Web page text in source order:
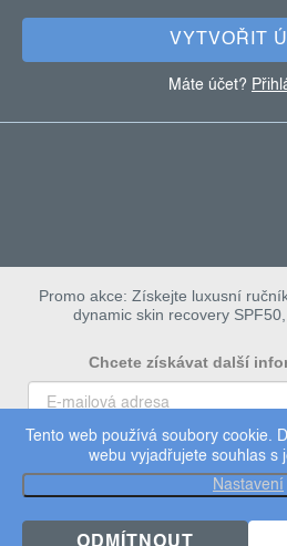
Tento web používá soubory cookie.
webu vyjadřujete souhlas s
Nastavení
VYTVOŘIT
Máte účet?
Copyright 2026Dermalogica.
Upravit nastavení
Užijte si 15% slevu
Promo akce: Získejte luxusní
dynamic skin recovery
Chcete získávat další
To chci